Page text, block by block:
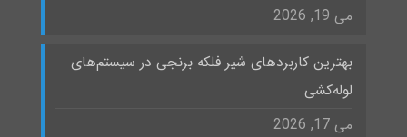
می 19, 2026
بهترین کاربردهای شیر فلکه برنجی در سیستم‌های
لوله‌کشی
می 17, 2026